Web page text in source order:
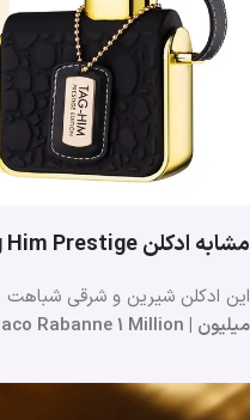
مشابه ادکلن Armaf Tag Him Prestige
این ادکلن شیرین و شرقی شباهت
میلیون | Paco Rabanne 1 Million